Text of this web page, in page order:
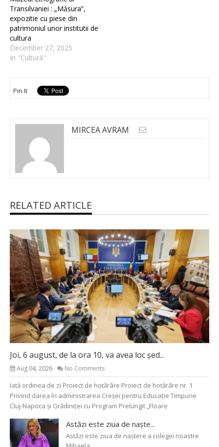
Transilvaniei : „Măsura”,
expozitie cu piese din
patrimoniul unor institutii de
cultura
December 27, 2025
In "Cultură"
Pin It
MIRCEA AVRAM
RELATED ARTICLE
Joi, 6 august, de la ora 10, va avea loc șed...
Aug 04, 2026 No Comments
Iată ordinea de zi Proiect de hotărâre Proiect de hotărâre nr. 1
Privind darea în administrarea Creșei pentru Educație Timpurie
Cluj-Napoca și Grădiniței cu Program Prelungit „Floare
Astăzi este ziua de naște...
Astăzi este ziua de naștere a colegei noastre